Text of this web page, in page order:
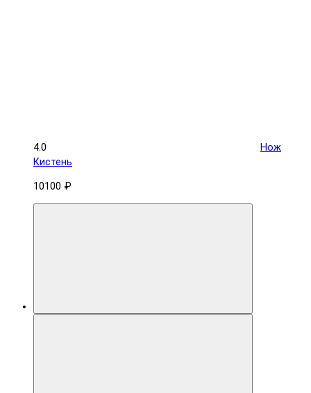
4.0
Нож
Кистень
10100 ₽